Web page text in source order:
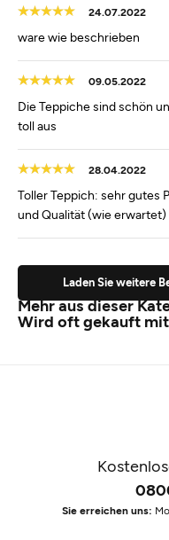
24.07.2022
ware wie beschrieben
09.05.2022
Die Teppiche sind schön
toll aus
28.04.2022
Toller Teppich: sehr gutes
und Qualität (wie
Laden Sie weitere
Mehr aus dieser
Wird oft gekauft mit
Sie erreichen uns: